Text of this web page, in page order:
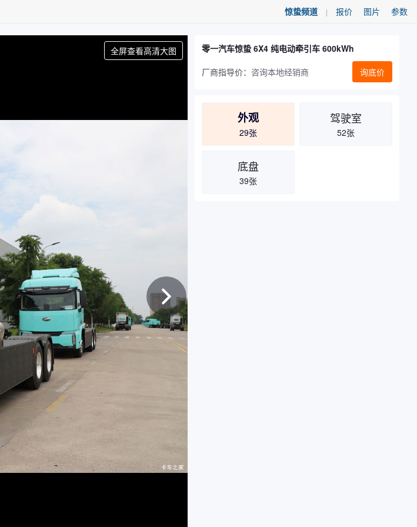
惊蛰频道 | 报价 图片 参数
全屏查看高清大图
零一汽车惊蛰 6X4 纯电动牵引车 600kWh
厂商指导价： 咨询本地经销商 询底价
外观
29张
驾驶室
52张
底盘
39张